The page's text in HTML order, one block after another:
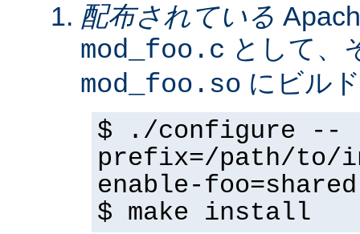
配布されている
mod_foo.c として、
mod_foo.so にビル
$ ./configure --
prefix=/path/
enable-foo=shared
$ make install